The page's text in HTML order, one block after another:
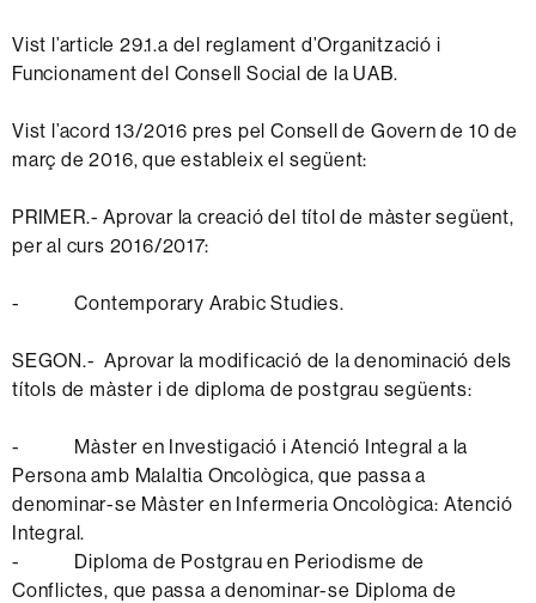
Vist l’article 29.1.a del reglament d’Organització i
Funcionament del Consell Social de la UAB.
Vist l’acord 13/2016 pres pel Consell de Govern de 10 de
març de 2016, que estableix el següent:
PRIMER.- Aprovar la creació del títol de màster següent,
per al curs 2016/2017:
- Contemporary Arabic Studies.
SEGON.- Aprovar la modificació de la denominació dels
títols de màster i de diploma de postgrau següents:
- Màster en Investigació i Atenció Integral a la
Persona amb Malaltia Oncològica, que passa a
denominar-se Màster en Infermeria Oncològica: Atenció
Integral.
- Diploma de Postgrau en Periodisme de
Conflictes, que passa a denominar-se Diploma de